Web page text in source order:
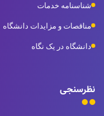
شناسنامه خدمات
مناقصات و مزایدات دانشگاه
دانشگاه در یک نگاه
نظرسنجی